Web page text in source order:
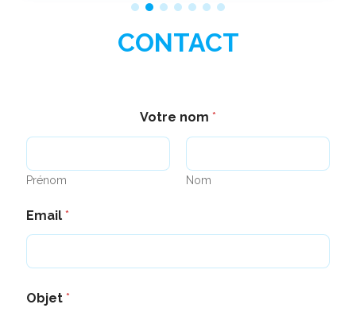
CONTACT
Votre nom *
Prénom Nom
Email *
Objet *